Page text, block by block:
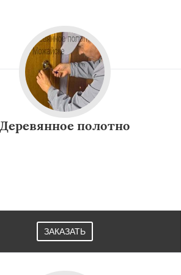
Деревянное полотно
ЗАКАЗАТЬ